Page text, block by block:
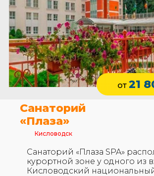
Санаторий
«Плаза»
Кисловодск
Санаторий «Плаза SPA»
курортной зоне у одного из
Кисловодский
от21